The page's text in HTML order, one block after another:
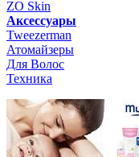
ZO Skin
Aксессуары
Tweezerman
Атомайзеры
Для Волос
Техника